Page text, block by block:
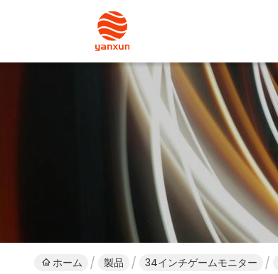
ホーム 製品 34インチゲームモニター